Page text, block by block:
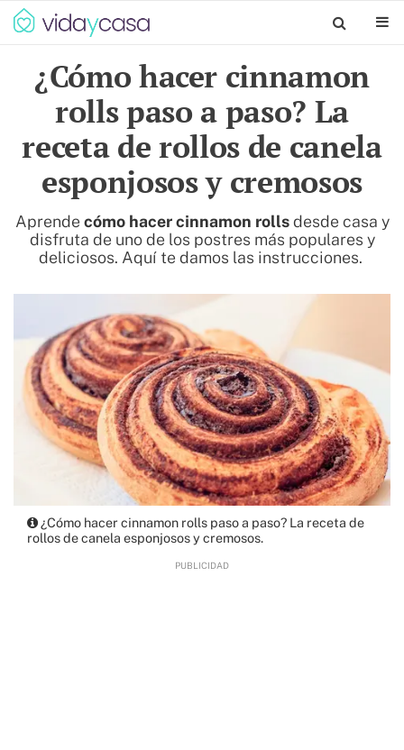
¿Cómo hacer cinnamon
rolls paso a paso? La
receta de rollos de canela
esponjosos y cremosos
Aprende cómo hacer cinnamon rollsdesde casa y
disfruta de uno de los postres más populares y
deliciosos. Aquí te damos las instrucciones.
¿Cómo hacer cinnamon rolls paso a paso? La receta de
rollos de canela esponjosos y cremosos.